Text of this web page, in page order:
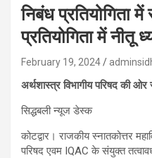
निबंध प्रतियोगिता
प्रतियोगिता में नीतू
February 19, 2024
अर्थशास्त्र विभागीय परिषद की
सिद्धबली न्यूज डेस्क
कोटद्वार। राजकीय स्नातकोत्तर
परिषद एवम IQAC के संयुक्त